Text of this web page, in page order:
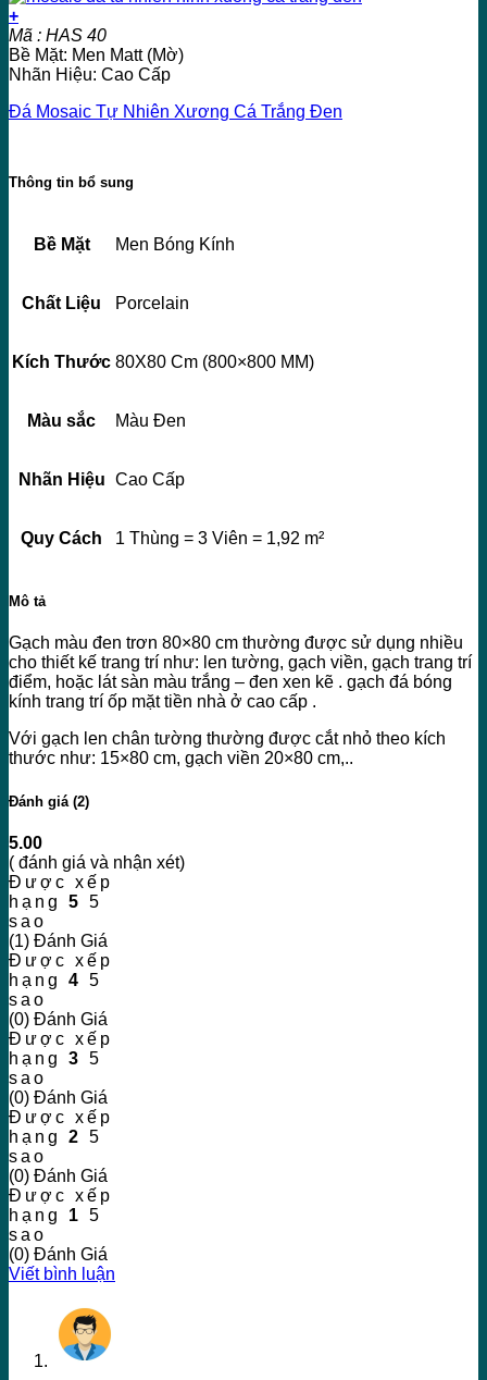
+
Mã : HAS 40
Bề Mặt: Men Matt (Mờ)
Nhãn Hiệu: Cao Cấp
Đá Mosaic Tự Nhiên Xương Cá Trắng Đen
Thông tin bổ sung
Bề Mặt Men Bóng Kính
Chất Liệu Porcelain
Kích Thước 80X80 Cm (800×800 MM)
Màu sắc Màu Đen
Nhãn Hiệu Cao Cấp
Quy Cách 1 Thùng = 3 Viên = 1,92 m²
Mô tả
Gạch màu đen trơn 80×80 cm thường được sử dụng nhiều
cho thiết kế trang trí như: len tường, gạch viền, gạch trang trí
điểm, hoặc lát sàn màu trắng – đen xen kẽ . gạch đá bóng
kính trang trí ốp mặt tiền nhà ở cao cấp .
Với gạch len chân tường thường được cắt nhỏ theo kích
thước như: 15×80 cm, gạch viền 20×80 cm,..
Đánh giá (2)
5.00
( đánh giá và nhận xét)
Được xếp
hạng 5 5
sao
(1) Đánh Giá
Được xếp
hạng 4 5
sao
(0) Đánh Giá
Được xếp
hạng 3 5
sao
(0) Đánh Giá
Được xếp
hạng 2 5
sao
(0) Đánh Giá
Được xếp
hạng 1 5
sao
(0) Đánh Giá
Viết bình luận